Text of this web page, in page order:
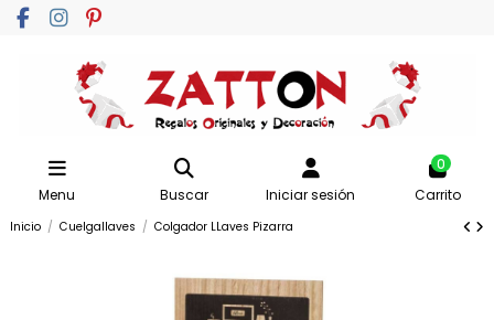
Menu Buscar Iniciar sesión
0
Carrito
Inicio Cuelgallaves Colgador LLaves Pizarra